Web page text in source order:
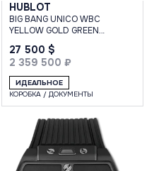
HUBLOT
BIG BANG UNICO WBC
YELLOW GOLD GREEN
27 500 $
2 359 500 ₽
ИДЕАЛЬНОЕ
КОРОБКА / ДОКУМЕНТЫ